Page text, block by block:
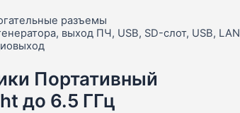
разъемы
выход ПЧ, USB, SD-слот, USB, LAN
Портативный
до 6.5 ГГц